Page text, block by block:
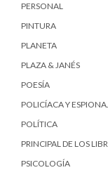
PERSONAL
PINTURA
PLANETA
PLAZA & JANÉS
POESÍA
POLICÍACA Y
POLÍTICA
PRINCIPAL DE LOS
PSICOLOGÍA